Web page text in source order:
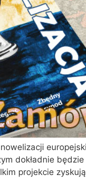
dokładnie
projekcie